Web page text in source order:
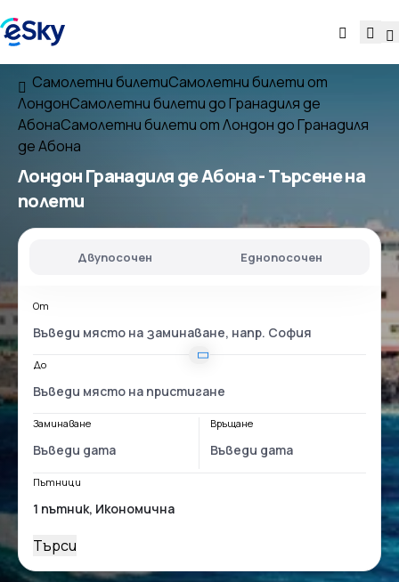
Самолетни билетиСамолетни билети от
ЛондонСамолетни билети до Гранадиля де
АбонаСамолетни билети от Лондон до Гранадиля
де Абона
Лондон Гранадиля де Абона- Търсене на
полети
Двупосочен Еднопосочен
От
До
Заминаване Връщане
Пътници
Търси